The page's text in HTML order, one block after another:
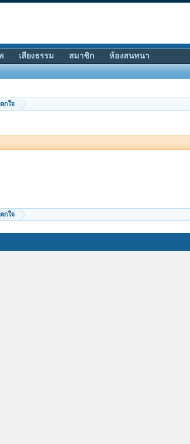
กใจ
กใจ
เสียงธรรม สมาชิก ห้องสนทนา